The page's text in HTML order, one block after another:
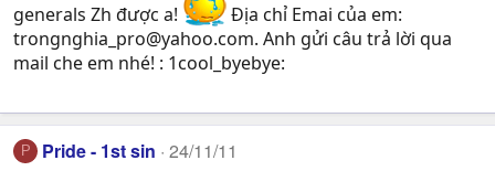
generals Zh được a!
Địa chỉ Emai của em:
trongnghia_pro@yahoo.com. Anh gửi câu trả lời qua
mail che em nhé! : 1cool_byebye:
P Pride - 1st sin 24/11/11